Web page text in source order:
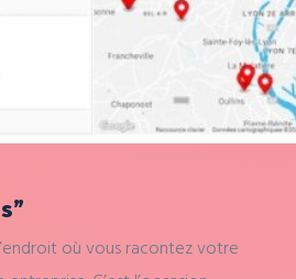
où vous racontez votre